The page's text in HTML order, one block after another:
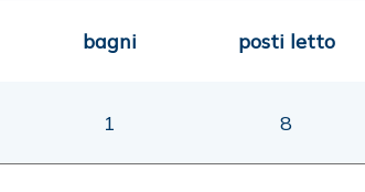
bagni posti letto
1 8